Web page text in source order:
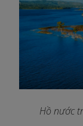
Hồ nước